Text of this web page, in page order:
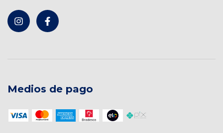
Medios de pago